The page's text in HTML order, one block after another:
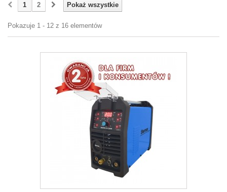
Pokaż wszystkie
1 2
Pokazuje 1 - 12 z 16 elementów